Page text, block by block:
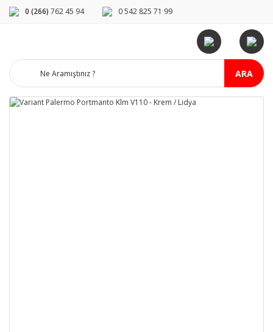
0 (266) 762 45 94 0 542 825 71 99
ARA